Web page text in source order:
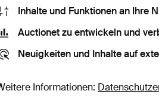
PARFÜMFLAKONS MIT
1 Gebot
Inhalte und Funktionen an Ihre
Auctionet zu entwickeln und
Neuigkeiten und Inhalte auf
Informationen: